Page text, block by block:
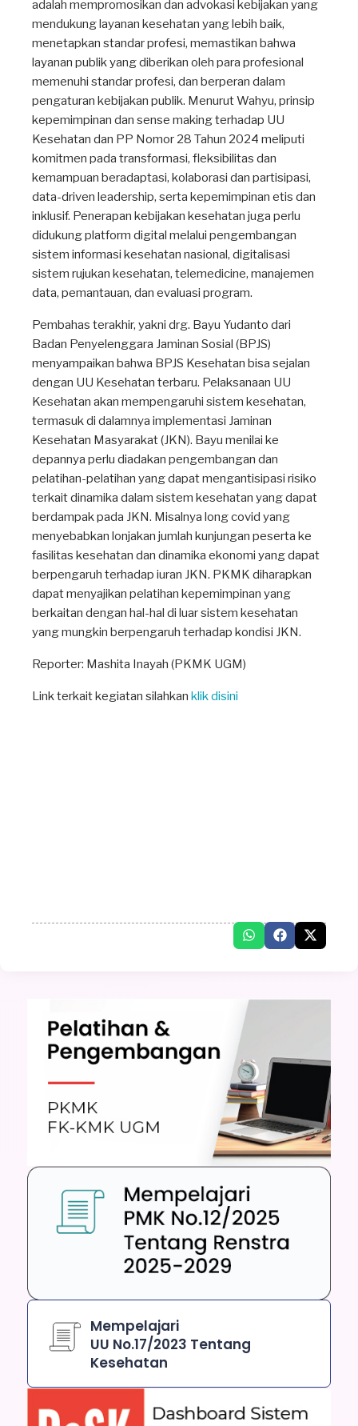
adalah mempromosikan dan advokasi kebijakan yang
mendukung layanan kesehatan yang lebih baik,
menetapkan standar profesi, memastikan bahwa
layanan publik yang diberikan oleh para profesional
memenuhi standar profesi, dan berperan dalam
pengaturan kebijakan publik. Menurut Wahyu, prinsip
kepemimpinan dan sense making terhadap UU
Kesehatan dan PP Nomor 28 Tahun 2024 meliputi
komitmen pada transformasi, fleksibilitas dan
kemampuan beradaptasi, kolaborasi dan partisipasi,
data-driven leadership, serta kepemimpinan etis dan
inklusif. Penerapan kebijakan kesehatan juga perlu
didukung platform digital melalui pengembangan
sistem informasi kesehatan nasional, digitalisasi
sistem rujukan kesehatan, telemedicine, manajemen
data, pemantauan, dan evaluasi program.
Pembahas terakhir, yakni drg. Bayu Yudanto dari
Badan Penyelenggara Jaminan Sosial (BPJS)
menyampaikan bahwa BPJS Kesehatan bisa sejalan
dengan UU Kesehatan terbaru. Pelaksanaan UU
Kesehatan akan mempengaruhi sistem kesehatan,
termasuk di dalamnya implementasi Jaminan
Kesehatan Masyarakat (JKN). Bayu menilai ke
depannya perlu diadakan pengembangan dan
pelatihan-pelatihan yang dapat mengantisipasi risiko
terkait dinamika dalam sistem kesehatan yang dapat
berdampak pada JKN. Misalnya long covid yang
menyebabkan lonjakan jumlah kunjungan peserta ke
fasilitas kesehatan dan dinamika ekonomi yang dapat
berpengaruh terhadap iuran JKN. PKMK diharapkan
dapat menyajikan pelatihan kepemimpinan yang
berkaitan dengan hal-hal di luar sistem kesehatan
yang mungkin berpengaruh terhadap kondisi JKN.
Reporter: Mashita Inayah (PKMK UGM)
Link terkait kegiatan silahkan klik disini
Mempelajari
UU No.17/2023 Tentang
Kesehatan